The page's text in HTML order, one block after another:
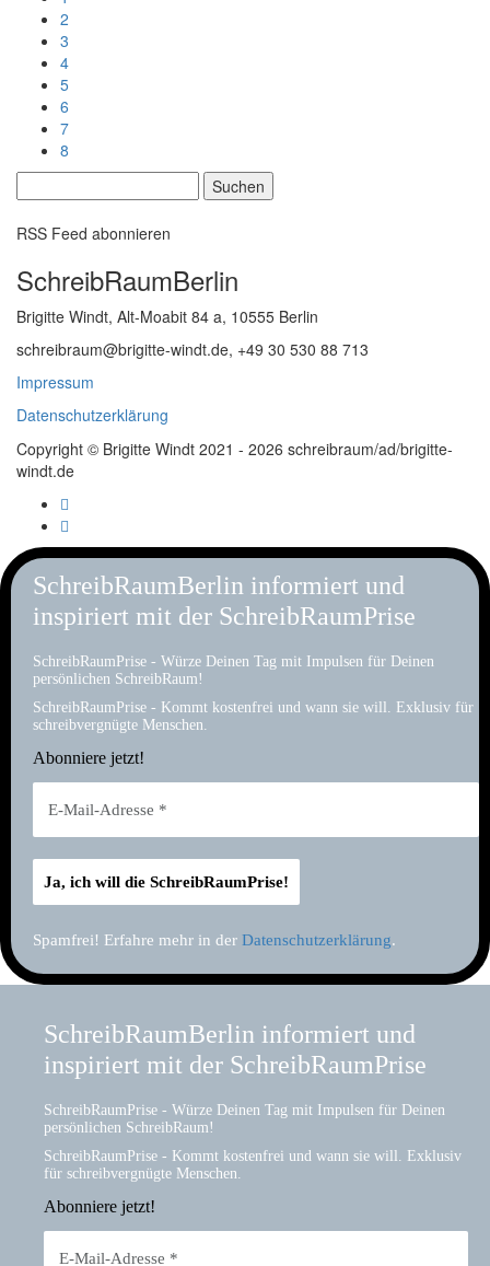
2
3
4
5
6
7
8
nach:
RSS Feed abonnieren
SchreibRaumBerlin
Brigitte Windt, Alt-Moabit 84 a, 10555 Berlin
schreibraum@brigitte-windt.de, +49 30 530 88 713
Impressum
Datenschutzerklärung
Copyright © Brigitte Windt 2021 - 2026 schreibraum/ad/brigitte-
windt.de
SchreibRaumBerlin informiert und
inspiriert mit der SchreibRaumPrise
SchreibRaumPrise - Würze Deinen Tag mit Impulsen für Deinen
persönlichen SchreibRaum!
SchreibRaumPrise - Kommt kostenfrei und wann sie will. Exklusiv für
schreibvergnügte Menschen.
Abonniere jetzt!
Spamfrei! Erfahre mehr in der Datenschutzerklärung.
SchreibRaumBerlin informiert und
inspiriert mit der SchreibRaumPrise
SchreibRaumPrise - Würze Deinen Tag mit Impulsen für Deinen
persönlichen SchreibRaum!
SchreibRaumPrise - Kommt kostenfrei und wann sie will. Exklusiv
für schreibvergnügte Menschen.
Abonniere jetzt!